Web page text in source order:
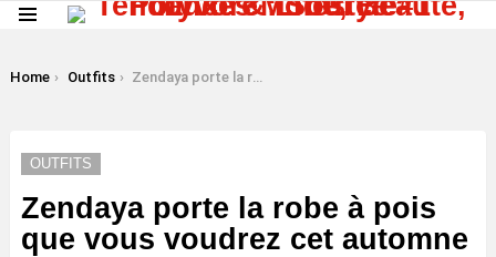
You are here:
Home Outfits Zendaya porte la robe à pois que vous voudrez cet automne
OUTFITS
Zendaya porte la robe à pois
que vous voudrez cet automne